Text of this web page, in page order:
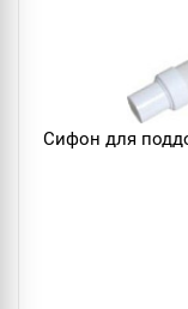
Сифон для